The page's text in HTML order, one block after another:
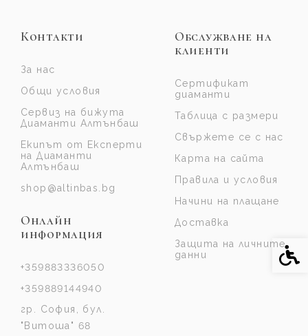
Контакти
За нас
Общи условия
Сервиз на бижута
Диаманти Алтънбаш
Екипът от Експерти
на Диаманти
Алтънбаш
shop@altinbas.bg
Онлайн
информация
+359883336050
+359889144940
гр. София, бул.
"Витоша" 68
Обслужване на
клиенти
Сертификат
диаманти
Таблица с размери
Свържете се с нас
Карта на сайта
Правила и условия
Начини на плащане
Доставка
Защита на личните
данни